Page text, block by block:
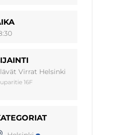
Virrat Helsinki
16F